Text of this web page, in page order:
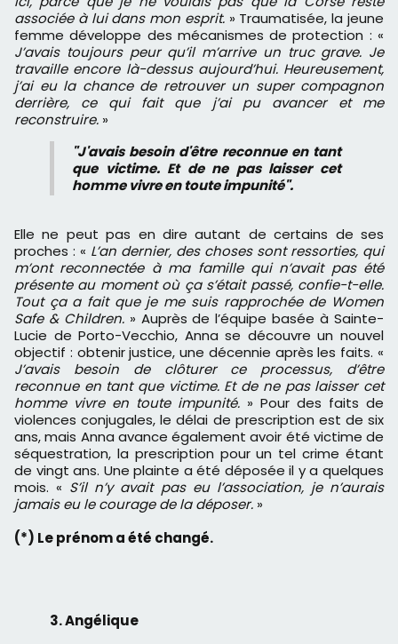
associée à lui dans mon esprit. » Traumatisée, la jeune
femme développe des mécanismes de protection : «
J’avais toujours peur qu’il m’arrive un truc grave. Je
travaille encore là-dessus aujourd’hui. Heureusement,
j’ai eu la chance de retrouver un super compagnon
derrière, ce qui fait que j’ai pu avancer et me
reconstruire. »
"J'avais besoin d'être reconnue en tant
que victime. Et de ne pas laisser cet
homme vivre en toute impunité".
Elle ne peut pas en dire autant de certains de ses
proches : « L’an dernier, des choses sont ressorties, qui
m’ont reconnectée à ma famille qui n’avait pas été
présente au moment où ça s’était passé, confie-t-elle.
Tout ça a fait que je me suis rapprochée de Women
Safe & Children.» Auprès de l’équipe basée à Sainte-
Lucie de Porto-Vecchio, Anna se découvre un nouvel
objectif : obtenir justice, une décennie après les faits. «
J’avais besoin de clôturer ce processus, d’être
reconnue en tant que victime. Et de ne pas laisser cet
homme vivre en toute impunité. » Pour des faits de
violences conjugales, le délai de prescription est de six
ans, mais Anna avance également avoir été victime de
séquestration, la prescription pour un tel crime étant
de vingt ans. Une plainte a été déposée il y a quelques
mois. « S’il n’y avait pas eu l’association, je n’aurais
jamais eu le courage de la déposer. »
(*) Le prénom a été changé.
3. Angélique